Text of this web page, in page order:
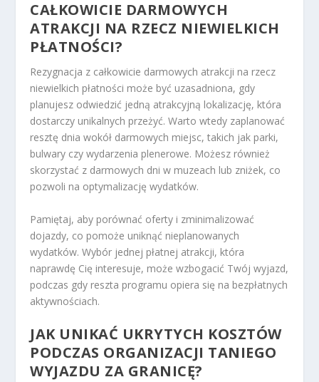
CAŁKOWICIE DARMOWYCH
ATRAKCJI NA RZECZ NIEWIELKICH
PŁATNOŚCI?
Rezygnacja z całkowicie darmowych atrakcji na rzecz
niewielkich płatności może być uzasadniona, gdy
planujesz odwiedzić jedną atrakcyjną lokalizację, która
dostarczy unikalnych przeżyć. Warto wtedy zaplanować
resztę dnia wokół darmowych miejsc, takich jak parki,
bulwary czy wydarzenia plenerowe. Możesz również
skorzystać z darmowych dni w muzeach lub zniżek, co
pozwoli na optymalizację wydatków.
Pamiętaj, aby porównać oferty i zminimalizować
dojazdy, co pomoże uniknąć nieplanowanych
wydatków. Wybór jednej płatnej atrakcji, która
naprawdę Cię interesuje, może wzbogacić Twój wyjazd,
podczas gdy reszta programu opiera się na bezpłatnych
aktywnościach.
JAK UNIKAĆ UKRYTYCH KOSZTÓW
PODCZAS ORGANIZACJI TANIEGO
WYJAZDU ZA GRANICĘ?